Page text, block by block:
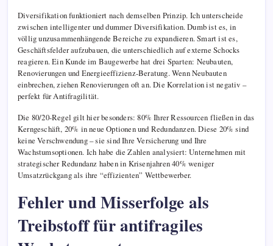
Diversifikation funktioniert nach demselben Prinzip. Ich unterscheide
zwischen intelligenter und dummer Diversifikation. Dumb ist es, in
völlig unzusammenhängende Bereiche zu expandieren. Smart ist es,
Geschäftsfelder aufzubauen, die unterschiedlich auf externe Schocks
reagieren. Ein Kunde im Baugewerbe hat drei Sparten: Neubauten,
Renovierungen und Energieeffizienz-Beratung. Wenn Neubauten
einbrechen, ziehen Renovierungen oft an. Die Korrelation ist negativ –
perfekt für Antifragilität.
Die 80/20-Regel gilt hier besonders: 80% Ihrer Ressourcen fließen in das
Kerngeschäft, 20% in neue Optionen und Redundanzen. Diese 20% sind
keine Verschwendung – sie sind Ihre Versicherung und Ihre
Wachstumsoptionen. Ich habe die Zahlen analysiert: Unternehmen mit
strategischer Redundanz haben in Krisenjahren 40% weniger
Umsatzrückgang als ihre “effizienten” Wettbewerber.
Fehler und Misserfolge als
Treibstoff für antifragiles